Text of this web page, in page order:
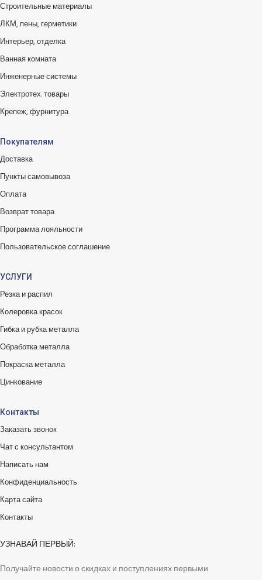
Строительные материалы
ЛКМ, пены, герметики
Интерьер, отделка
Ванная комната
Инженерные системы
Электротех. товары
Крепеж, фурнитура
Покупателям
Доставка
Пункты самовывоза
Оплата
Возврат товара
Программа лояльности
Пользовательское соглашение
УСЛУГИ
Резка и распил
Колеровка красок
Гибка и рубка металла
Обработка металла
Покраска металла
Цинкование
Контакты
Заказать звонок
Чат с консультантом
Написать нам
Конфиденциальность
Карта сайта
Контакты
УЗНАВАЙ ПЕРВЫЙ:
Получайте новости о скидках и поступлениях первыми